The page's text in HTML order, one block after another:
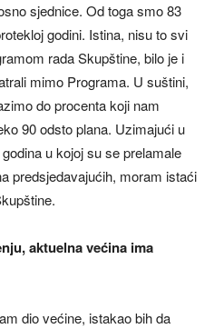
sjednice. Od toga smo 83
godini. Istina, nisu to svi
rada Skupštine, bilo je i
mimo Programa. U suštini,
do procenta koji nam
90 odsto plana. Uzimajući u
u kojoj su se prelamale
predsjedavajućih, moram istaći
aktuelna većina ima
dio većine, istakao bih da